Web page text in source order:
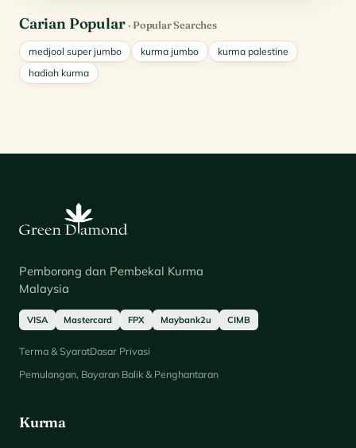
Carian Popular · Popular Searches
medjool super jumbo kurma jumbo
kurma palestine
hadiah kurma
Pemborong dan Pembekal Kurma
Malaysia
VISA Mastercard FPX Maybank2u CIMB
Terma & SyaratDasar Privasi
Pemulangan, Bayaran Balik & Penghantaran
Kurma